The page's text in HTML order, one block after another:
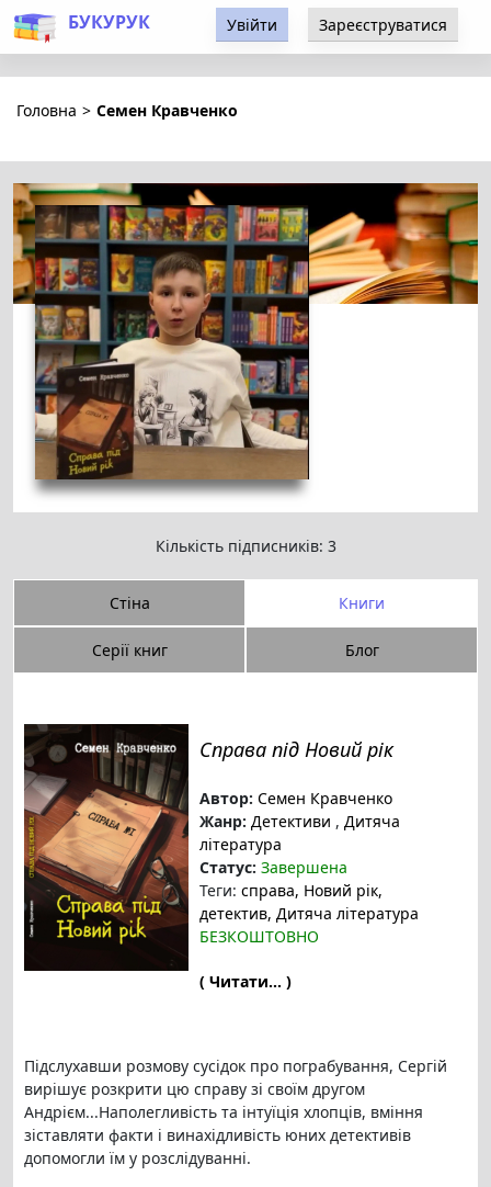
БУКУРУК Увійти Зареєструватися
Головна > Семен Кравченко
Кількість підписників: 3
Стіна Книги
Серії книг Блог
Справа під Новий рік
Автор: Семен Кравченко
Жанр: Детективи , Дитяча
література
Статус: Завершена
Теги: справа, Новий рік,
детектив, Дитяча література
БЕЗКОШТОВНО
( Читати... )
Підслухавши розмову сусідок про пограбування, Сергій
вирішує розкрити цю справу зі своїм другом
Андрієм...Наполегливість та інтуїція хлопців, вміння
зіставляти факти і винахідливість юних детективів
допомогли їм у розслідуванні.